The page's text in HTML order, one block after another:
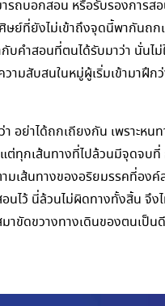
รถบอกสอน หรือรับรองการส
ษย์ที่ยังไม่เข้าถึงจุดนี้พากันถก
บคำสอนที่ตนได้รับมาว่า นั่นไ
วามสับสนในหมู่ผู้เริ่มเข้ามาฝึก
อย่าได้ถกเถียงกัน เพราะหน
ต่ทุกเส้นทางที่ไปล้วนมีจุดจบ
มเส้นทางของอริยมรรคที่องค์
นไว้ นี่ล้วนไม่ผิดทางทั้งสิ้น จึงไ
าขัดขวางทางเดินของตนเป็นดี